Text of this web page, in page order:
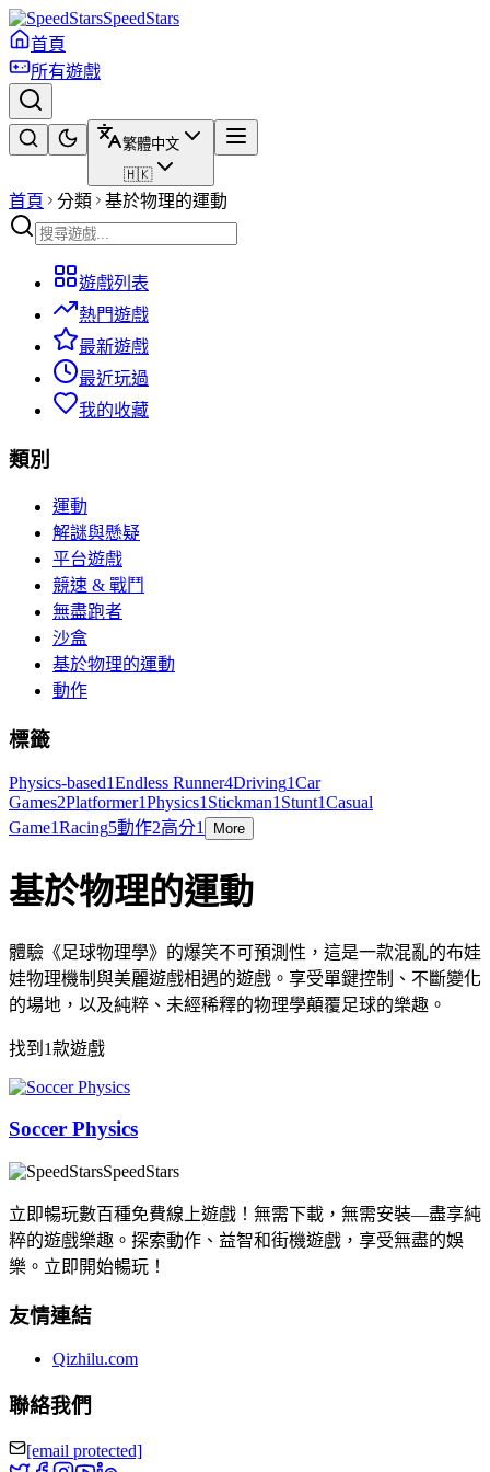
SpeedStars
首頁
所有遊戲
繁體中文
🇭🇰
首頁 分類 基於物理的運動
遊戲列表
熱門遊戲
最新遊戲
最近玩過
我的收藏
類別
運動
解謎與懸疑
平台遊戲
競速 & 戰鬥
無盡跑者
沙盒
基於物理的運動
動作
標籤
Physics-based1Endless Runner4Driving1Car
Games2Platformer1Physics1 Stickman1 Stunt1Casual
Game1Racing5動作2高分1 More
基於物理的運動
體驗《足球物理學》的爆笑不可預測性，這是一款混亂的布娃
娃物理機制與美麗遊戲相遇的遊戲。享受單鍵控制、不斷變化
的場地，以及純粹、未經稀釋的物理學顛覆足球的樂趣。
找到1款遊戲
Soccer Physics
SpeedStars
立即暢玩數百種免費線上遊戲！無需下載，無需安裝—盡享純
粹的遊戲樂趣。探索動作、益智和街機遊戲，享受無盡的娛
樂。立即開始暢玩！
友情連結
Qizhilu.com
聯絡我們
[email protected]